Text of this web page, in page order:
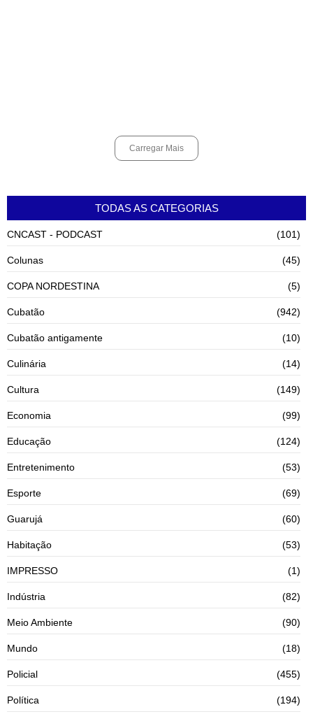
Carregar Mais
TODAS AS CATEGORIAS
CNCAST - PODCAST (101)
Colunas (45)
COPA NORDESTINA (5)
Cubatão (942)
Cubatão antigamente (10)
Culinária (14)
Cultura (149)
Economia (99)
Educação (124)
Entretenimento (53)
Esporte (69)
Guarujá (60)
Habitação (53)
IMPRESSO (1)
Indústria (82)
Meio Ambiente (90)
Mundo (18)
Policial (455)
Política (194)